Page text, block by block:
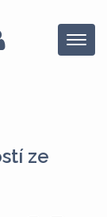
Menu
ze